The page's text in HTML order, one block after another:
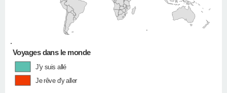
•
Voyages dans le monde
J'y suis allé
Je rêve d'y aller